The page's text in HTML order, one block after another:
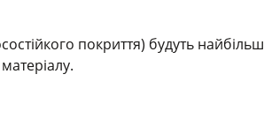
покриття) будуть найбільш